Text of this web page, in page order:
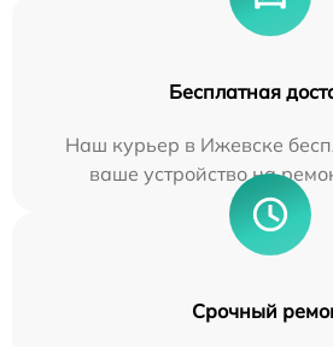
Бесплатная
Наш курьер в Ижевске
ваше устройство на
Срочный